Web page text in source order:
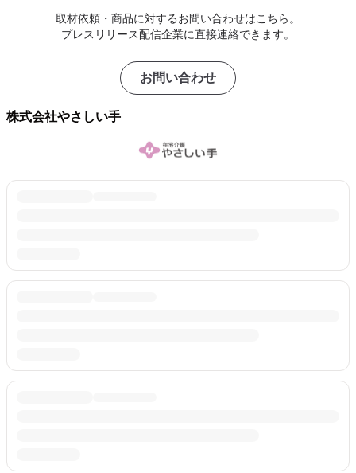
取材依頼・商品に対するお問い合わせはこちら。
プレスリリース配信企業に直接連絡できます。
お問い合わせ
株式会社やさしい手